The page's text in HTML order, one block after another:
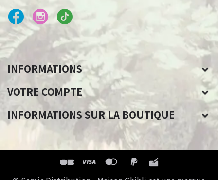
INFORMATIONS
VOTRE COMPTE
INFORMATIONS SUR LA BOUTIQUE